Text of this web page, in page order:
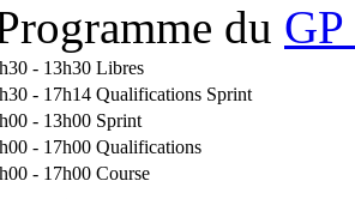
du
- 13h30 Libres
- 17h14 Qualifications Sprint
- 13h00 Sprint
- 17h00 Qualifications
- 17h00 Course